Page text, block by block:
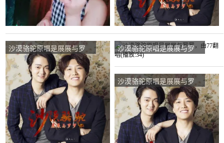
沙漠骆驼原唱是展展与罗
罗，由鱼多多翻唱(播
放:79)
沙漠骆驼原唱是展展与罗
罗，由77翻唱(播放:34)
沙漠骆驼原唱是展展与罗
罗，由花儿朵朵♡守护木少
肆肆翻唱(播放:16)